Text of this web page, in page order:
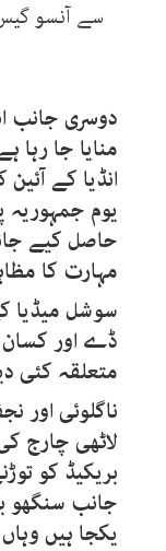
سے آنسو
دوسری جانب
انڈیا کے
یوم جمہوریہ
حاصل کیے
مہارت کا
سوشل میڈیا
ڈے اور کسان
متعلقہ کئی
ناگلوئی اور
لاٹھی چارج
بریکیڈ کو
جانب سنگھو
یکجا ہیں